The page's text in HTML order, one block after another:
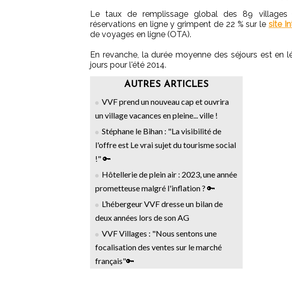
Le taux de remplissage global des 89
réservations en ligne y grimpent de 22 % sur le site
de voyages en ligne (OTA).
En revanche, la durée moyenne des séjours est en
jours pour l'été 2014.
AUTRES ARTICLES
VVF prend un nouveau cap et ouvrira
un village vacances en pleine... ville !
Stéphane le Bihan : "La visibilité de
l'offre est Le vrai sujet du tourisme social
!" 🔑
Hôtellerie de plein air : 2023, une année
prometteuse malgré l'inflation ? 🔑
L’hébergeur VVF dresse un bilan de
deux années lors de son AG
VVF Villages : "Nous sentons une
focalisation des ventes sur le marché
français"🔑